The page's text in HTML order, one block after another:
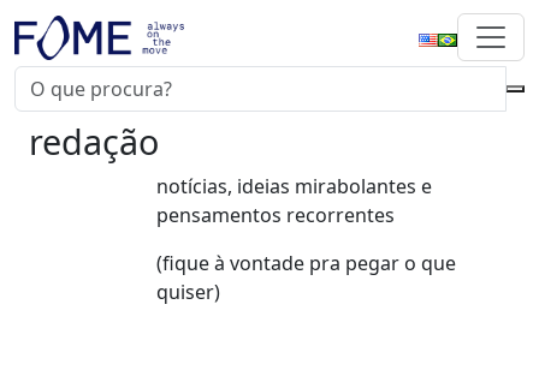
redação
notícias, ideias mirabolantes e
pensamentos recorrentes
(fique à vontade pra pegar o que
quiser)